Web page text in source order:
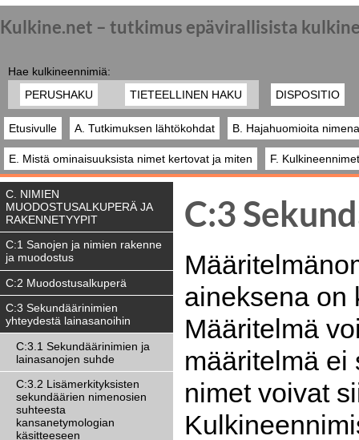
Kulkine.net – tutkimus epävirallisista
Hae kulkineennimiä:
PERUSHAKU
TIETEELLINEN HAKU DISPOSITIO
Etusivulle A. Tutkimuksen lähtökohdat B. Hajahuomioita
E. Mistä ominaisuuksista nimet kertovat ja miten F.
C. NIMIEN
MUODOSTUSALKUPERÄ JA
RAKENNETYYPIT
C:1 Sanojen ja nimien rakenne
ja muodostus
C:2 Muodostusalkuperä
C:3 Sekundäärinimien
yhteydestä lainasanoihin
C:3.1 Sekundäärinimien ja
lainasanojen suhde
C:3.2 Lisämerkityksisten
sekundäärien nimenosien
suhteesta
kansanetymologian
käsitteeseen
C:3
aineksena on
Määritelmä
määritelmä ei
nimet voivat